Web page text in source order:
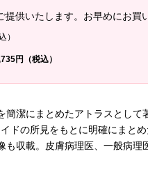
供いたします。お早めにお買
）
円（税込）
簡潔にまとめたアトラスとし
ドの所見をもとに明確にまと
も収載。皮膚病理医、一般病